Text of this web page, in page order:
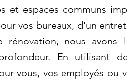
espaces communs
vos bureaux, d'un
nous avons
En utilisant
vous, vos employés ou